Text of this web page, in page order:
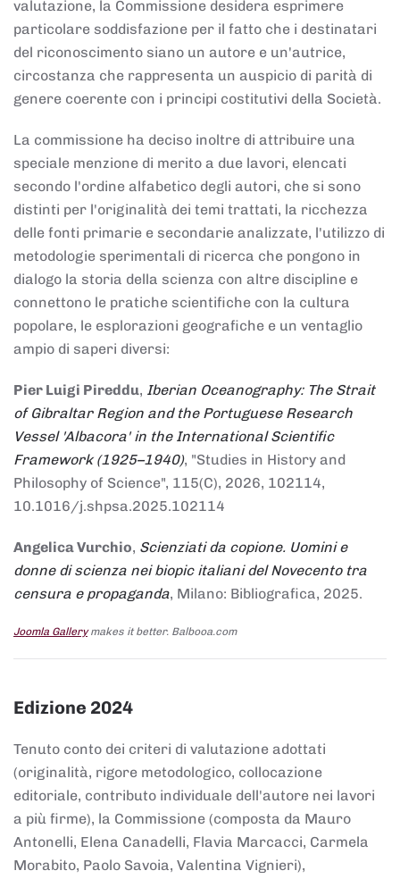
valutazione, la Commissione desidera esprimere
particolare soddisfazione per il fatto che i destinatari
del riconoscimento siano un autore e un'autrice,
circostanza che rappresenta un auspicio di parità di
genere coerente con i principi costitutivi della Società.
La commissione ha deciso inoltre di attribuire una
speciale menzione di merito a due lavori, elencati
secondo l'ordine alfabetico degli autori, che si sono
distinti per l'originalità dei temi trattati, la ricchezza
delle fonti primarie e secondarie analizzate, l'utilizzo di
metodologie sperimentali di ricerca che pongono in
dialogo la storia della scienza con altre discipline e
connettono le pratiche scientifiche con la cultura
popolare, le esplorazioni geografiche e un ventaglio
ampio di saperi diversi:
Pier Luigi Pireddu, Iberian Oceanography: The Strait
of Gibraltar Region and the Portuguese Research
Vessel 'Albacora' in the International Scientific
Framework (1925–1940), "Studies in History and
Philosophy of Science", 115(C), 2026, 102114,
10.1016/j.shpsa.2025.102114
Angelica Vurchio, Scienziati da copione. Uomini e
donne di scienza nei biopic italiani del Novecento tra
censura e propaganda, Milano: Bibliografica, 2025.
Joomla Gallerymakes it better. Balbooa.com
Edizione 2024
Tenuto conto dei criteri di valutazione adottati
(originalità, rigore metodologico, collocazione
editoriale, contributo individuale dell'autore nei lavori
a più firme), la Commissione (composta da Mauro
Antonelli, Elena Canadelli, Flavia Marcacci, Carmela
Morabito, Paolo Savoia, Valentina Vignieri),